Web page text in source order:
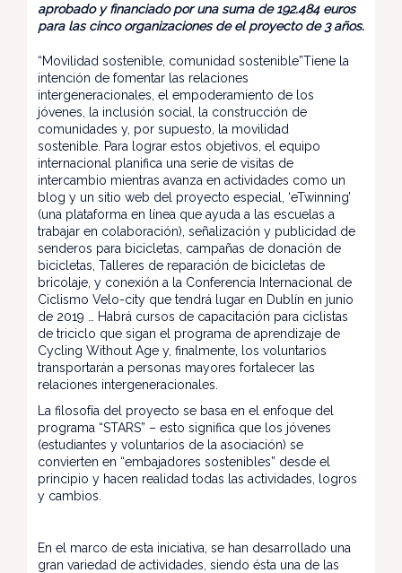
aprobado y financiado por una suma de 192.484 euros
para las cinco organizaciones de el proyecto de 3 años.
“Movilidad sostenible, comunidad sostenible”Tiene la
intención de fomentar las relaciones
intergeneracionales, el empoderamiento de los
jóvenes, la inclusión social, la construcción de
comunidades y, por supuesto, la movilidad
sostenible. Para lograr estos objetivos, el equipo
internacional planifica una serie de visitas de
intercambio mientras avanza en actividades como un
blog y un sitio web del proyecto especial, ‘eTwinning’
(una plataforma en línea que ayuda a las escuelas a
trabajar en colaboración), señalización y publicidad de
senderos para bicicletas, campañas de donación de
bicicletas, Talleres de reparación de bicicletas de
bricolaje, y conexión a la Conferencia Internacional de
Ciclismo Velo-city que tendrá lugar en Dublín en junio
de 2019 … Habrá cursos de capacitación para ciclistas
de triciclo que sigan el programa de aprendizaje de
Cycling Without Age y, finalmente, los voluntarios
transportarán a personas mayores fortalecer las
relaciones intergeneracionales.
La filosofía del proyecto se basa en el enfoque del
programa “STARS” – esto significa que los jóvenes
(estudiantes y voluntarios de la asociación) se
convierten en “embajadores sostenibles” desde el
principio y hacen realidad todas las actividades, logros
y cambios.
En el marco de esta iniciativa, se han desarrollado una
gran variedad de actividades, siendo ésta una de las